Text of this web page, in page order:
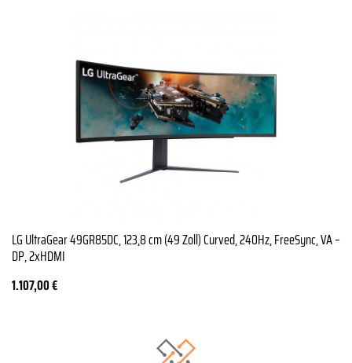
LG UltraGear 49GR85DC, 123,8 cm (49 Zoll) Curved, 240Hz, FreeSync, VA –
DP, 2xHDMI
1.107,00€